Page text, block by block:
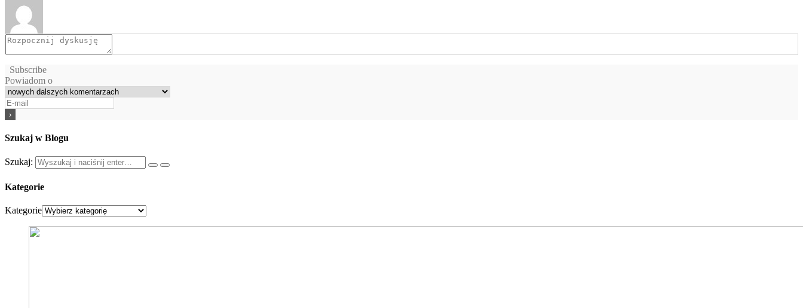
Subscribe
Powiadom o
Szukaj w Blogu
Szukaj:
Kategorie
Kategorie